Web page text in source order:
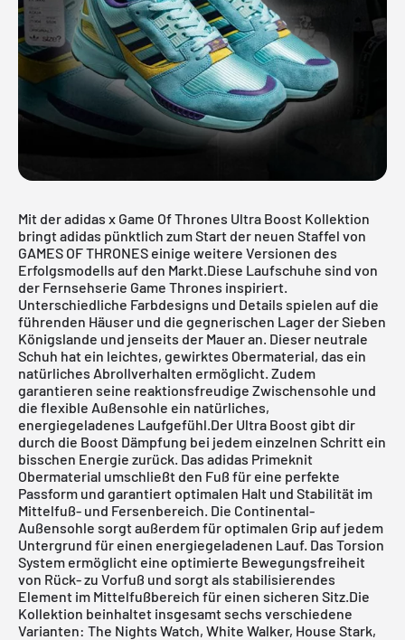
Mit der adidas x Game Of Thrones Ultra Boost Kollektion
bringt adidas pünktlich zum Start der neuen Staffel von
GAMES OF THRONES einige weitere Versionen des
Erfolgsmodells auf den Markt.Diese Laufschuhe sind von
der Fernsehserie Game Thrones inspiriert.
Unterschiedliche Farbdesigns und Details spielen auf die
führenden Häuser und die gegnerischen Lager der Sieben
Königslande und jenseits der Mauer an. Dieser neutrale
Schuh hat ein leichtes, gewirktes Obermaterial, das ein
natürliches Abrollverhalten ermöglicht. Zudem
garantieren seine reaktionsfreudige Zwischensohle und
die flexible Außensohle ein natürliches,
energiegeladenes Laufgefühl.Der Ultra Boost gibt dir
durch die Boost Dämpfung bei jedem einzelnen Schritt ein
bisschen Energie zurück. Das adidas Primeknit
Obermaterial umschließt den Fuß für eine perfekte
Passform und garantiert optimalen Halt und Stabilität im
Mittelfuß- und Fersenbereich. Die Continental-
Außensohle sorgt außerdem für optimalen Grip auf jedem
Untergrund für einen energiegeladenen Lauf. Das Torsion
System ermöglicht eine optimierte Bewegungsfreiheit
von Rück- zu Vorfuß und sorgt als stabilisierendes
Element im Mittelfußbereich für einen sicheren Sitz.Die
Kollektion beinhaltet insgesamt sechs verschiedene
Varianten: The Nights Watch, White Walker, House Stark,